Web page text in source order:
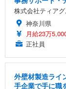
株式会社ティア
神奈川県
月給23万
正社員
外壁材製造ライ
手企業で手に職